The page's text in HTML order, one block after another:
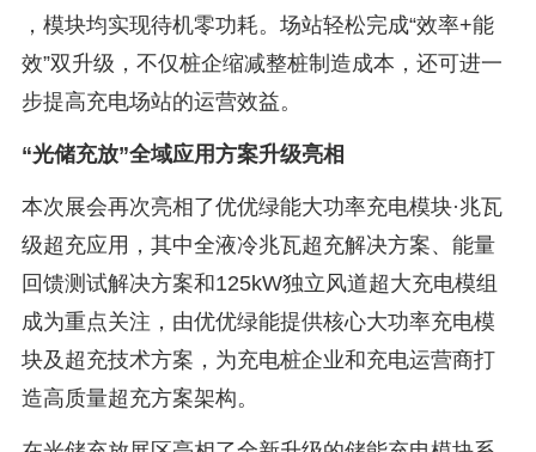
，模块均实现待机零功耗。场站轻松完成“效率+能
效”双升级，不仅桩企缩减整桩制造成本，还可进一
步提高充电场站的运营效益。
“光储充放”全域应用方案升级亮相
本次展会再次亮相了优优绿能大功率充电模块·兆瓦
级超充应用，其中全液冷兆瓦超充解决方案、能量
回馈测试解决方案和125kW独立风道超大充电模组
成为重点关注，由优优绿能提供核心大功率充电模
块及超充技术方案，为充电桩企业和充电运营商打
造高质量超充方案架构。